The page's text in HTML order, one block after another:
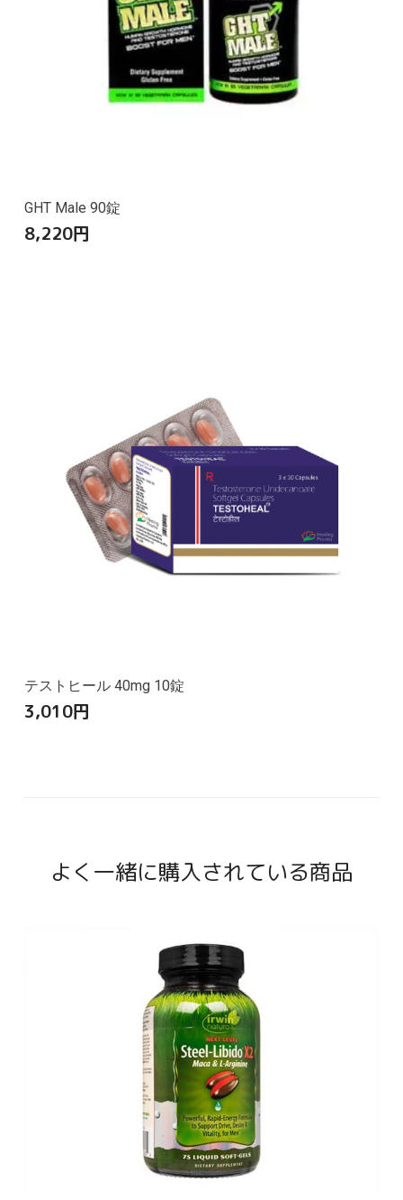
GHT Male 90錠
8,220円
テストヒール 40mg 10錠
3,010円
よく一緒に購入されている商品